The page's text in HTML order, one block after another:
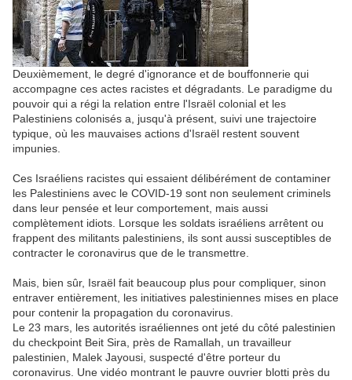
Deuxièmement, le degré d'ignorance et de bouffonnerie qui
accompagne ces actes racistes et dégradants. Le paradigme du
pouvoir qui a régi la relation entre l'Israël colonial et les
Palestiniens colonisés a, jusqu'à présent, suivi une trajectoire
typique, où les mauvaises actions d'Israël restent souvent
impunies.
Ces Israéliens racistes qui essaient délibérément de contaminer
les Palestiniens avec le COVID-19 sont non seulement criminels
dans leur pensée et leur comportement, mais aussi
complètement idiots. Lorsque les soldats israéliens arrêtent ou
frappent des militants palestiniens, ils sont aussi susceptibles de
contracter le coronavirus que de le transmettre.
Mais, bien sûr, Israël fait beaucoup plus pour compliquer, sinon
entraver entièrement, les initiatives palestiniennes mises en place
pour contenir la propagation du coronavirus.
Le 23 mars, les autorités israéliennes ont jeté du côté palestinien
du checkpoint Beit Sira, près de Ramallah, un travailleur
palestinien, Malek Jayousi, suspecté d'être porteur du
coronavirus. Une vidéo montrant le pauvre ouvrier blotti près du